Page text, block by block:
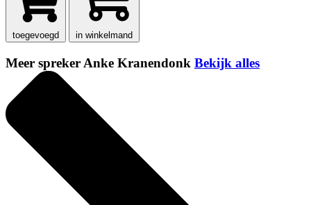
toegevoegd in winkelmand
Meer spreker Anke Kranendonk Bekijk alles